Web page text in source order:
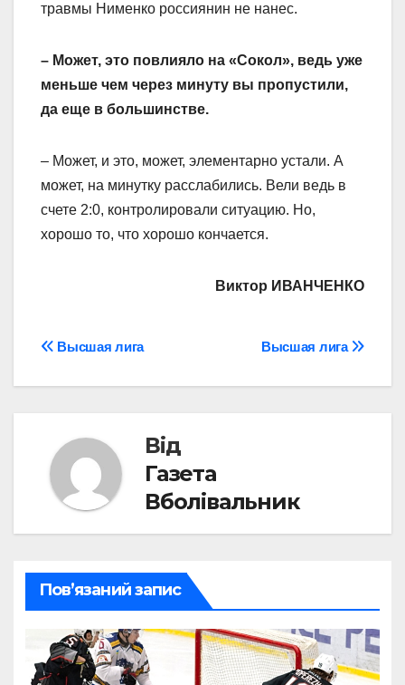
травмы Нименко россиянин не нанес.
– Может, это повлияло на «Сокол», ведь уже
меньше чем через минуту вы пропустили,
да еще в большинстве.
– Может, и это, может, элементарно устали. А
может, на минутку расслабились. Вели ведь в
счете 2:0, контролировали ситуацию. Но,
хорошо то, что хорошо кончается.
Виктор ИВАНЧЕНКО
Навігація
записів
Высшая лига
Высшая лига
Від
Газета
Вболівальник
Пов’язаний запис